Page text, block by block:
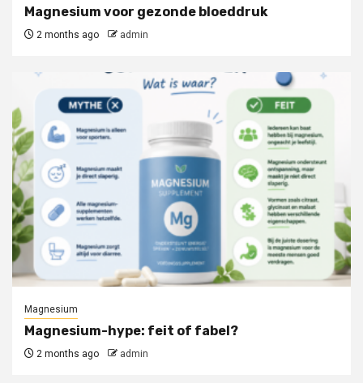
Magnesium voor gezonde bloeddruk
2 months ago admin
Magnesium
Magnesium-hype: feit of fabel?
2 months ago admin